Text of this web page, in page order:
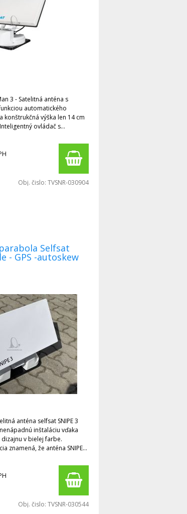
automatického
konštrukčná výška len 14 cm
ovládač s
pre pevnú inštaláciu alebo
Mobil-KIT 3 ako
Obj. čislo: TVSNR-030904
Selfsat
- GPS -autoskew
anténa selfsat SNIPE 3
inštaláciu vďaka
v bielej farbe.
znamená, že anténa SNIPE 3
Akonáhle vypnete prijímač
SNIPE 3 sa automaticky
Obj. čislo: TVSNR-030544